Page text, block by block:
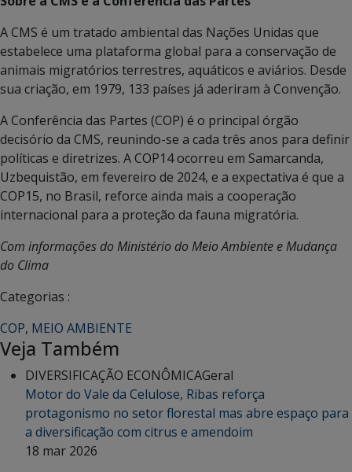
A CMS é um tratado ambiental das Nações Unidas que
estabelece uma plataforma global para a conservação de
animais migratórios terrestres, aquáticos e aviários. Desde
sua criação, em 1979, 133 países já aderiram à Convenção.
A Conferência das Partes (COP) é o principal órgão
decisório da CMS, reunindo-se a cada três anos para definir
políticas e diretrizes. A COP14 ocorreu em Samarcanda,
Uzbequistão, em fevereiro de 2024, e a expectativa é que a
COP15, no Brasil, reforce ainda mais a cooperação
internacional para a proteção da fauna migratória.
Com informações do Ministério do Meio Ambiente e Mudança
do Clima
Categorias :
COP, MEIO AMBIENTE
Veja Também
DIVERSIFICAÇÃO ECONÔMICAGeral
Motor do Vale da Celulose, Ribas reforça
protagonismo no setor florestal mas abre espaço para
a diversificação com citrus e amendoim
18 mar 2026